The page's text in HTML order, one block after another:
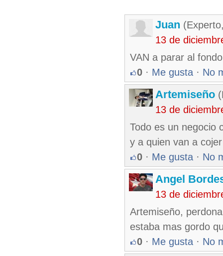
Juan
13 de
VAN a parar al
0 · Me gusta · No
Artemiseño
13 de
Todo es un negocio
y a quien van a
0 · Me gusta · No
Angel
13 de
Artemiseño,
estaba mas gordo
0 · Me gusta · No